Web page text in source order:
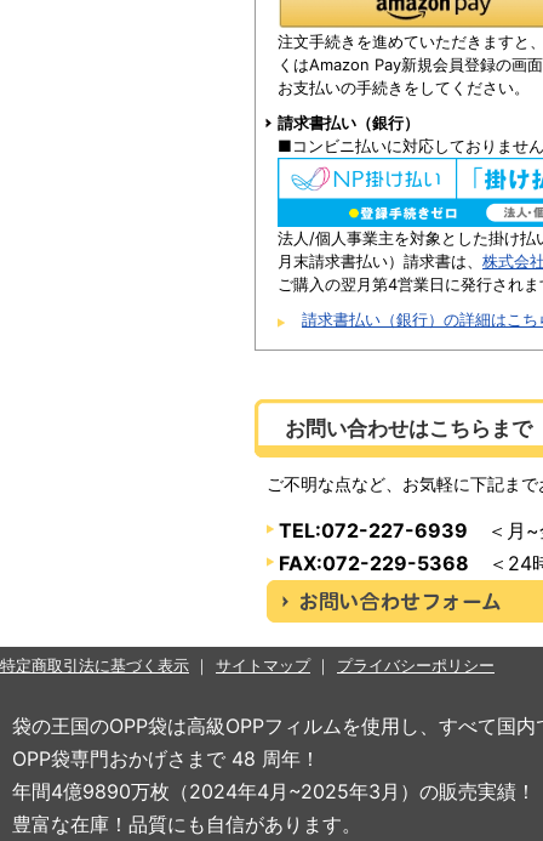
注文手続きを進めていただきますと
くはAmazon Pay新規会員登録の画
お支払いの手続きをしてください。
請求書払い（銀行）
■コンビニ払いに対応しておりませ
法人/個人事業主を対象とした掛け
月末請求書払い）請求書は、 株式会
ご購入の翌月第4営業日に発行され
請求書払い（銀行）の詳細はこち
お問い合わせはこちらまで
ご不明な点など、お気軽に下記ま
TEL:072-227-6939 ＜月~
FAX:072-229-5368 ＜24
特定商取引法に基づく表示 サイトマップ プライバシーポリシー
袋の王国のOPP袋は高級OPPフィルムを使用し、すべて国
OPP袋専門おかげさまで 48 周年！
年間4億9890万枚（2024年4月~2025年3月）の販売実績！
豊富な在庫！品質にも自信があります。